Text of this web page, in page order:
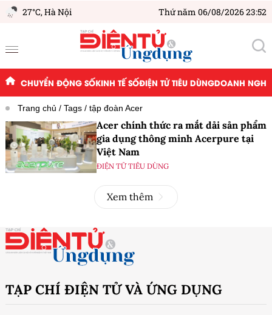
27°C,Hà Nội Thứ năm 06/08/2026 23:52
CHUYỂN ĐỘNG SỐKINH TẾ SỐĐIỆN TỬ TIÊU DÙNGDOANH
Trang chủ Tags tập đoàn Acer
Acer chính thức ra mắt dải sản phẩm
gia dụng thông minh Acerpure tại
Việt Nam
ĐIỆN TỬ TIÊU DÙNG
Xem thêm
TẠP CHÍ ĐIỆN TỬ VÀ ỨNG DỤNG